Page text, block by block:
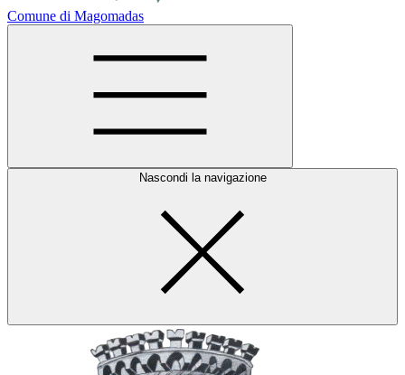
Comune di Magomadas
Nascondi la navigazione